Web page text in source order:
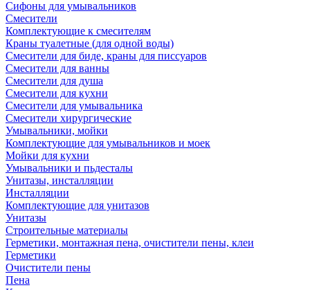
Сифоны для умывальников
Смесители
Комплектующие к смесителям
Краны туалетные (для одной воды)
Смесители для биде, краны для писсуаров
Смесители для ванны
Смесители для душа
Смесители для кухни
Смесители для умывальника
Смесители хирургические
Умывальники, мойки
Комплектующие для умывальников и моек
Мойки для кухни
Умывальники и пьдесталы
Унитазы, инсталляции
Инсталляции
Комплектующие для унитазов
Унитазы
Строительные материалы
Герметики, монтажная пена, очистители пены, клеи
Герметики
Очистители пены
Пена